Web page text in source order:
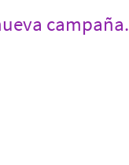
campaña.